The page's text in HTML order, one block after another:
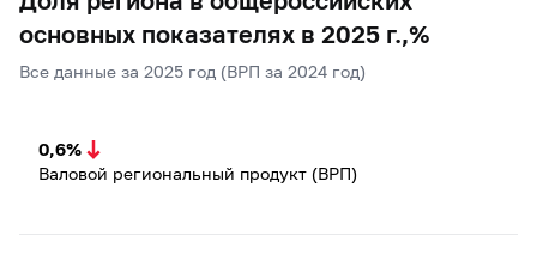
основных показателях в 2025 г.,%
Все данные за 2025 год (ВРП за 2024 год)
0,6%
Валовой региональный продукт (ВРП)